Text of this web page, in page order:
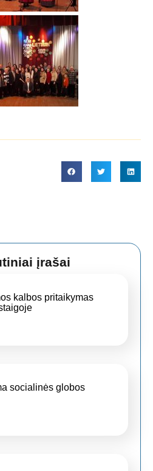
įrašai
kalbos pritaikymas
socialinės globos